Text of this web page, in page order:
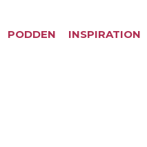
PODDEN INSPIRATION